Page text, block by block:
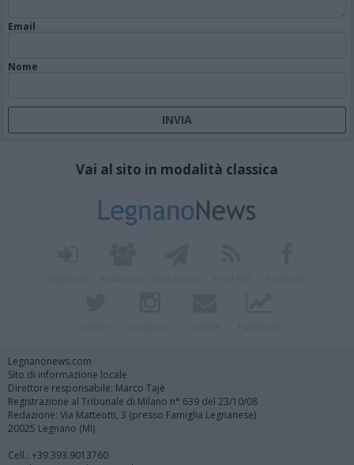
Email
Nome
Vai al sito in modalità classica
Legnanonews.com
Sito di informazione locale
Direttore responsabile: Marco Tajè
Registrazione al Tribunale di Milano n° 639 del 23/10/08
Redazione: Via Matteotti, 3 (presso Famiglia Legnanese)
20025 Legnano (MI)
Cell.: +39.393.9013760